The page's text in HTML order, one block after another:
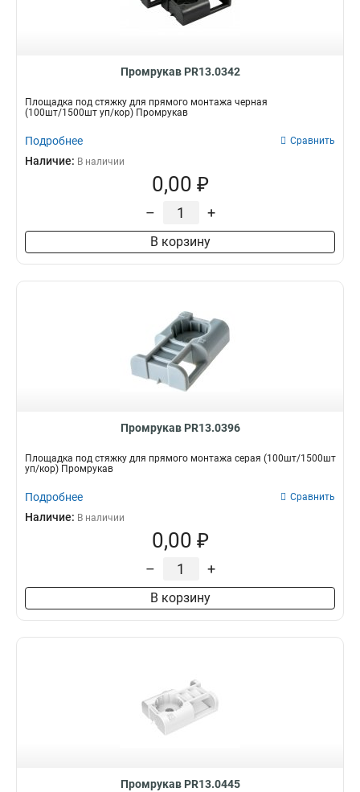
Промрукав PR13.0342
Площадка под стяжку для прямого монтажа черная
(100шт/1500шт уп/кор) Промрукав
Подробнее Сравнить
Наличие: В наличии
0,00 ₽
– +
В корзину
Промрукав PR13.0396
Площадка под стяжку для прямого монтажа серая (100шт/1500шт
уп/кор) Промрукав
Подробнее Сравнить
Наличие: В наличии
0,00 ₽
– +
В корзину
Промрукав PR13.0445